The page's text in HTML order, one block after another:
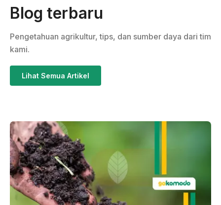
Blog terbaru
Pengetahuan agrikultur, tips, dan sumber daya dari tim
kami.
Lihat Semua Artikel